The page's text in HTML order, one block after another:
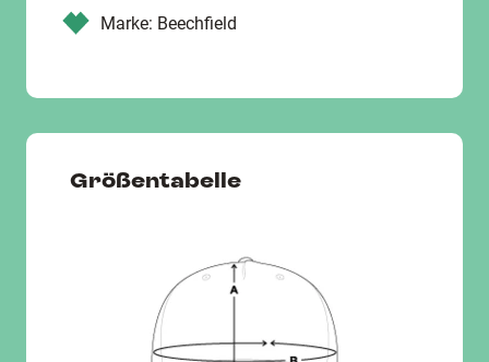
Marke: Beechfield
Größentabelle